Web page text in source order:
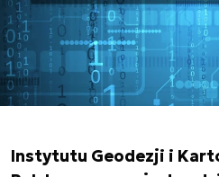
Instytutu Geodezji i